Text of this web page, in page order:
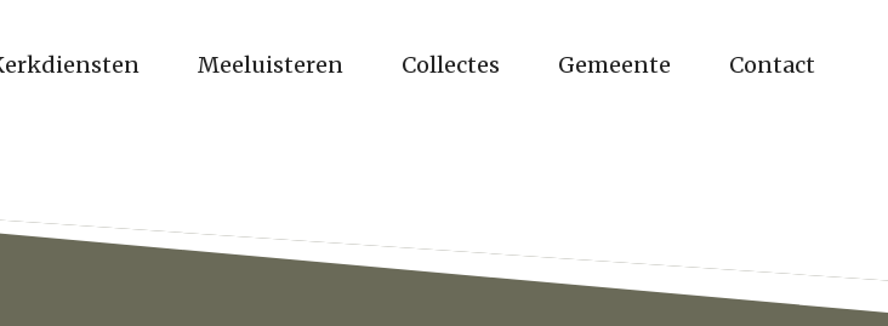
Meeluisteren Collectes Gemeente Contact